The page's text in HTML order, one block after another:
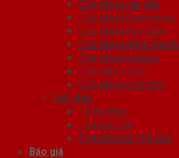
Cửa nhựa cao cấp
Cửa nhựa Composite
Cửa nhựa Đài Loan
Cửa nhựa ghép thanh
Cửa nhựa Sungyu
Cửa vòm nhựa
Cửa nhựa nhà tắm
Nội thất
Tủ Kệ Bếp
Tủ Quần Áo
Phụ kiện cửa nhà tắm
Báo giá